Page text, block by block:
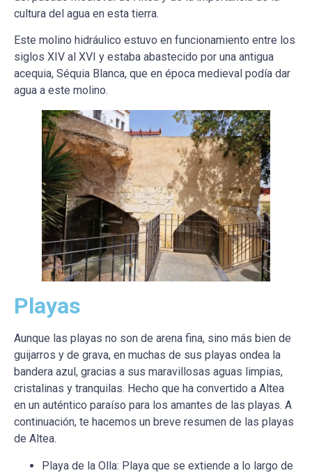
cultura del agua en esta tierra.
Este molino hidráulico estuvo en funcionamiento entre los
siglos XIV al XVI y estaba abastecido por una antigua
acequia, Séquia Blanca, que en época medieval podía dar
agua a este molino.
Playas
Aunque las playas no son de arena fina, sino más bien de
guijarros y de grava, en muchas de sus playas ondea la
bandera azul, gracias a sus maravillosas aguas limpias,
cristalinas y tranquilas. Hecho que ha convertido a Altea
en un auténtico paraíso para los amantes de las playas. A
continuación, te hacemos un breve resumen de las playas
de Altea.
Playa de la Olla: Playa que se extiende a lo largo de